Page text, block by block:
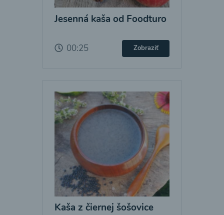
Jesenná kaša od Foodturo
00:25 Zobraziť
Kaša z čiernej šošovice